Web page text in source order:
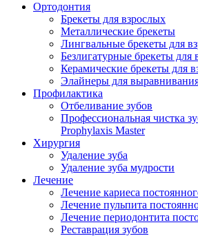
Ортодонтия
Брекеты для взрослых
Металлические брекеты
Лингвальные брекеты для
Безлигатурные брекеты для
Керамические брекеты для
Элайнеры для
Профилактика
Отбеливание зубов
Профессиональная чистка
Prophylaxis Master
Хирургия
Удаление зуба
Удаление зуба мудрости
Лечение
Лечение кариеса
Лечение пульпита
Лечение периодонтита
Реставрация зубов